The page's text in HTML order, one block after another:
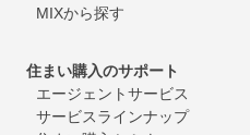
MIXから探す
住まい購入のサポート
エージェントサービス
サービスラインナップ